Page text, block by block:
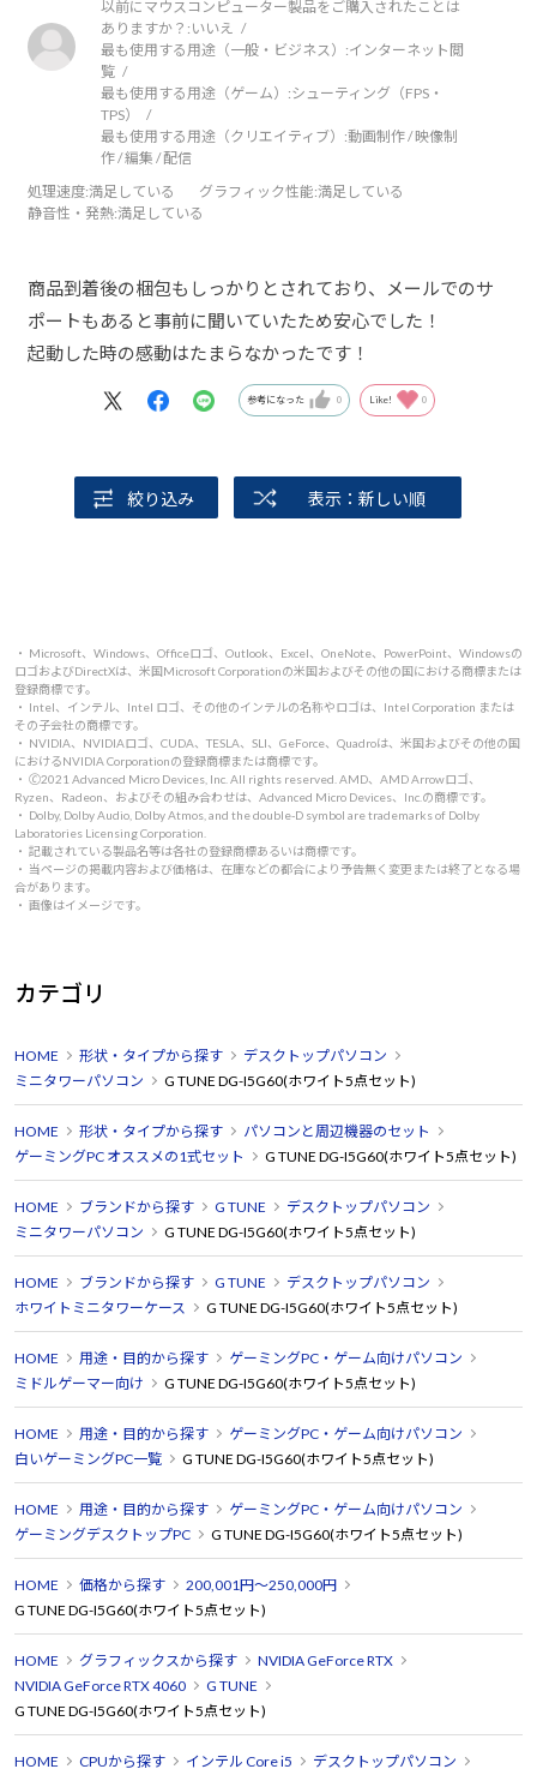
以前にマウスコンピューター製品をご購入されたことは
ありますか？: いいえ
最も使用する用途（一般・ビジネス）:インターネット閲
覧
最も使用する用途（ゲーム）:シューティング（FPS・
TPS）
最も使用する用途（クリエイティブ）:動画制作 / 映像制
作 / 編集 / 配信
処理速度:満足している グラフィック性能:満足している
静音性・発熱:満足している
商品到着後の梱包もしっかりとされており、メールでのサ
ポートもあると事前に聞いていたため安心でした！
起動した時の感動はたまらなかったです！
参考になった 0 Like! 0
絞り込み 表示：新しい順
・ Microsoft、Windows、Officeロゴ、Outlook、Excel、OneNote、PowerPoint、Windowsの
ロゴおよびDirectXは、米国Microsoft Corporationの米国およびその他の国における商標または
登録商標です。
・ Intel、インテル、Intel ロゴ、その他のインテルの名称やロゴは、Intel Corporation または
その子会社の商標です。
・ NVIDIA、NVIDIAロゴ、CUDA、TESLA、SLI、GeForce、Quadroは、米国およびその他の国
におけるNVIDIA Corporationの登録商標または商標です。
・ 🄫2021 Advanced Micro Devices, Inc. All rights reserved. AMD、AMD Arrowロゴ、
Ryzen、Radeon、およびその組み合わせは、Advanced Micro Devices、Inc.の商標です。
・ Dolby, Dolby Audio, Dolby Atmos, and the double-D symbol are trademarks of Dolby
Laboratories Licensing Corporation.
・ 記載されている製品名等は各社の登録商標あるいは商標です。
・ 当ページの掲載内容および価格は、在庫などの都合により予告無く変更または終了となる場
合があります。
・ 画像はイメージです。
カテゴリ
HOME 形状・タイプから探す
デスクトップパソコン
ミニタワーパソコン
G TUNE DG-I5G60(ホワイト5点セット)
HOME 形状・タイプから探す
パソコンと周辺機器のセット
ゲーミングPC オススメの1式セット
G TUNE DG-I5G60(ホワイト5点セット)
HOME ブランドから探す G TUNE
デスクトップパソコン
ミニタワーパソコン
G TUNE DG-I5G60(ホワイト5点セット)
HOME ブランドから探す G TUNE
デスクトップパソコン
ホワイトミニタワーケース
G TUNE DG-I5G60(ホワイト5点セット)
HOME 用途・目的から探す
ゲーミングPC・ゲーム向けパソコン
ミドルゲーマー向け
G TUNE DG-I5G60(ホワイト5点セット)
HOME 用途・目的から探す
ゲーミングPC・ゲーム向けパソコン
白いゲーミングPC一覧
G TUNE DG-I5G60(ホワイト5点セット)
HOME 用途・目的から探す
ゲーミングPC・ゲーム向けパソコン
ゲーミングデスクトップPC
G TUNE DG-I5G60(ホワイト5点セット)
HOME 価格から探す
200,001円～250,000円
G TUNE DG-I5G60(ホワイト5点セット)
HOME グラフィックスから探す
NVIDIA GeForce RTX
NVIDIA GeForce RTX 4060
G TUNE
G TUNE DG-I5G60(ホワイト5点セット)
HOME CPUから探す インテル Core i5
デスクトップパソコン